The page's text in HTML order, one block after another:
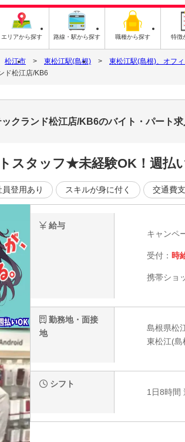
エリアから探す 路線・駅から探す 職種から探す 特徴
松江市 東松江駅(島根) 東松江駅(島根)、オフ
ド松江店/KB6
クランド松江店/KB6のバイト・パート求
スタッフ★未経験OK！週払
員登用あり スキルが身に付く 交通費
給与
キャンペ
受付： 時
携帯ショ
勤務地・面接
地
島根県松
東松江(島
シフト
1日8時間